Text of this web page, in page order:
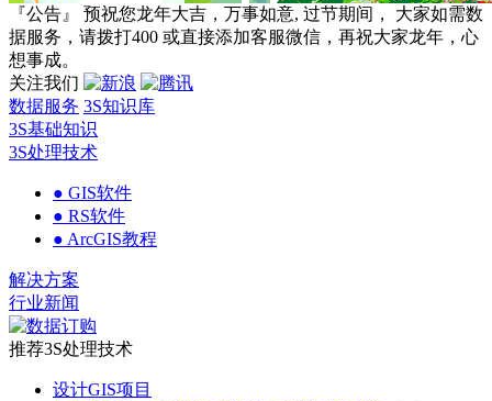
『公告』 预祝您龙年大吉，万事如意, 过节期间， 大家如需数
据服务，请拨打400 或直接添加客服微信，再祝大家龙年，心
想事成。
关注我们
数据服务 3S知识库
3S基础知识
3S处理技术
● GIS软件
● RS软件
● ArcGIS教程
解决方案
行业新闻
推荐3S处理技术
设计GIS项目